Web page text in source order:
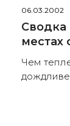
06.03.2002
Сводка
местах
Чем